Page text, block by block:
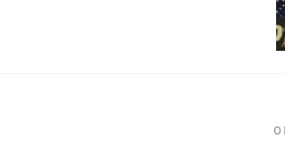
0